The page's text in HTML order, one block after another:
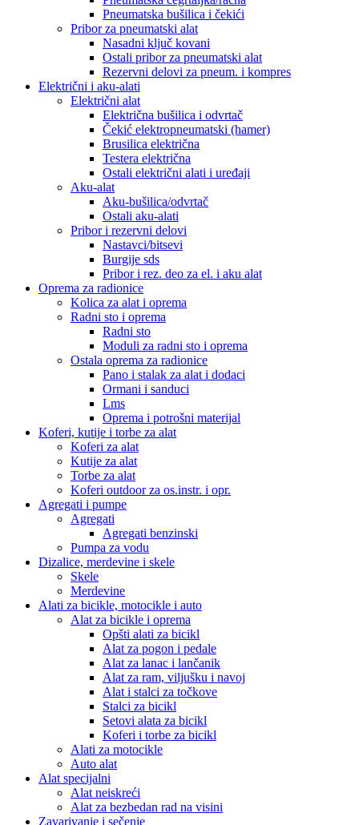
Pneumatska bušilica i čekići
Pribor za pneumatski alat
Nasadni ključ kovani
Ostali pribor za pneumatski alat
Rezervni delovi za pneum. i kompres
Električni i aku-alati
Električni alat
Električna bušilica i odvrtač
Čekić elektropneumatski (hamer)
Brusilica električna
Testera električna
Ostali električni alati i uređaji
Aku-alat
Aku-bušilica/odvrtač
Ostali aku-alati
Pribor i rezervni delovi
Nastavci/bitsevi
Burgije sds
Pribor i rez. deo za el. i aku alat
Oprema za radionice
Kolica za alat i oprema
Radni sto i oprema
Radni sto
Moduli za radni sto i oprema
Ostala oprema za radionice
Pano i stalak za alat i dodaci
Ormani i sanduci
Lms
Oprema i potrošni materijal
Koferi, kutije i torbe za alat
Koferi za alat
Kutije za alat
Torbe za alat
Koferi outdoor za os.instr. i opr.
Agregati i pumpe
Agregati
Agregati benzinski
Pumpa za vodu
Dizalice, merdevine i skele
Skele
Merdevine
Alati za bicikle, motocikle i auto
Alat za bicikle i oprema
Opšti alati za bicikl
Alat za pogon i pedale
Alat za lanac i lančanik
Alat za ram, viljušku i navoj
Alat i stalci za točkove
Stalci za bicikl
Setovi alata za bicikl
Koferi i torbe za bicikl
Alati za motocikle
Auto alat
Alat specijalni
Alat neiskreći
Alat za bezbedan rad na visini
Zavarivanje i sečenje